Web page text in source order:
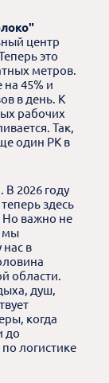
центр
это
метров.
45% и
в день. К
рабочих
Так,
один РК в
В 2026 году
здесь
Но важно не
мы
в
области.
душ,
когда
до
логистике